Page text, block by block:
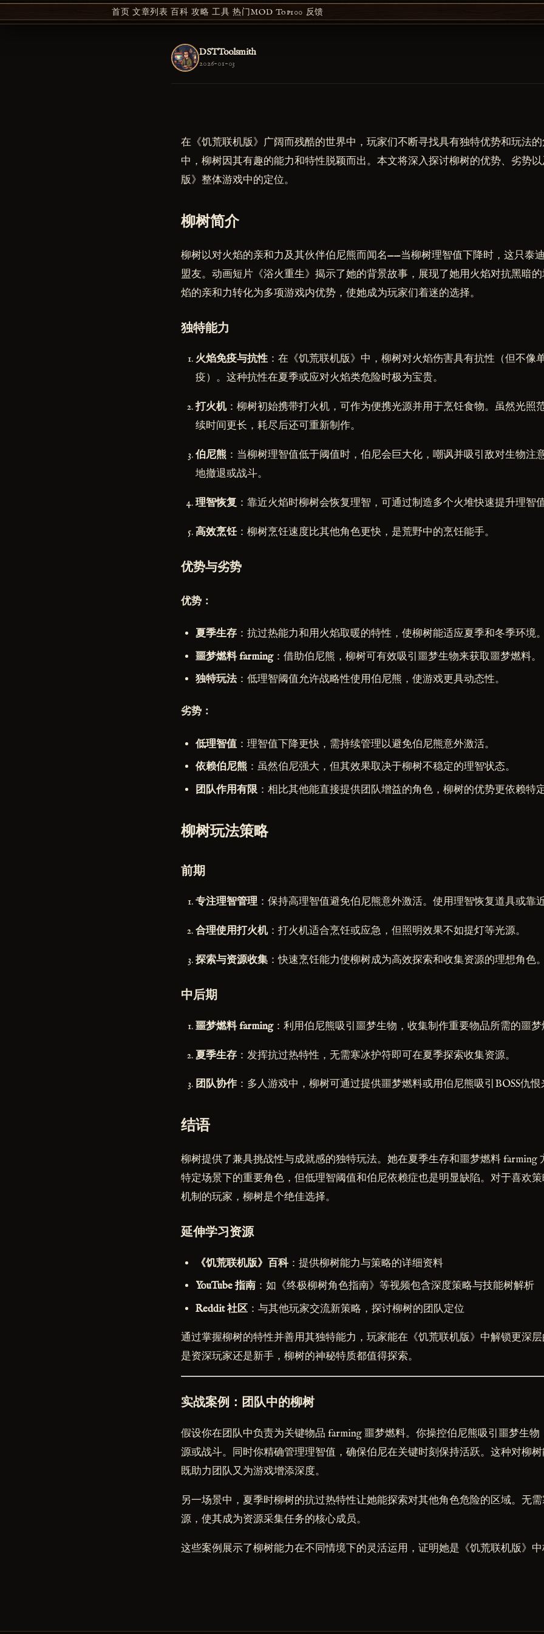
首页 文章列表 百科 攻略 工具 热门MOD Top100 反馈
DSTToolsmith
2026-01-03
在《饥荒联机版》广阔而残酷的世界中，玩家们不断寻找具有独特优势和玩法
中，柳树因其有趣的能力和特性脱颖而出。本文将深入探讨柳树的优势、劣势
版》整体游戏中的定位。
柳树简介
柳树以对火焰的亲和力及其伙伴伯尼熊而闻名——当柳树理智值下降时，这只泰
盟友。动画短片《浴火重生》揭示了她的背景故事，展现了她用火焰对抗黑暗
焰的亲和力转化为多项游戏内优势，使她成为玩家们着迷的选择。
独特能力
火焰免疫与抗性：在《饥荒联机版》中，柳树对火焰伤害具有抗性（但不像
疫）。这种抗性在夏季或应对火焰类危险时极为宝贵。
打火机：柳树初始携带打火机，可作为便携光源并用于烹饪食物。虽然光照
续时间更长，耗尽后还可重新制作。
伯尼熊 ：当柳树理智值低于阈值时，伯尼会巨大化，嘲讽并吸引敌对生物注
地撤退或战斗。
理智恢复 ：靠近火焰时柳树会恢复理智，可通过制造多个火堆快速提升理智值
高效烹饪：柳树烹饪速度比其他角色更快，是荒野中的烹饪能手。
优势与劣势
优势：
夏季生存 ：抗过热能力和用火焰取暖的特性，使柳树能适应夏季和冬季环境。
噩梦燃料 farming：借助伯尼熊，柳树可有效吸引噩梦生物来获取噩梦燃料。
独特玩法：低理智阈值允许战略性使用伯尼熊，使游戏更具动态性。
劣势：
低理智值：理智值下降更快，需持续管理以避免伯尼熊意外激活。
依赖伯尼熊 ：虽然伯尼强大，但其效果取决于柳树不稳定的理智状态。
团队作用有限：相比其他能直接提供团队增益的角色，柳树的优势更依赖特定
柳树玩法策略
前期
专注理智管理：保持高理智值避免伯尼熊意外激活。使用理智恢复道具或靠
合理使用打火机：打火机适合烹饪或应急，但照明效果不如提灯等光源。
探索与资源收集 ：快速烹饪能力使柳树成为高效探索和收集资源的理想角色。
中后期
噩梦燃料 farming：利用伯尼熊吸引噩梦生物，收集制作重要物品所需的噩梦
夏季生存 ：发挥抗过热特性，无需寒冰护符即可在夏季探索收集资源。
团队协作：多人游戏中，柳树可通过提供噩梦燃料或用伯尼熊吸引BOSS仇恨
结语
柳树提供了兼具挑战性与成就感的独特玩法。她在夏季生存和噩梦燃料 farming
特定场景下的重要角色，但低理智阈值和伯尼依赖症也是明显缺陷。对于喜欢
机制的玩家，柳树是个绝佳选择。
延伸学习资源
《饥荒联机版》百科：提供柳树能力与策略的详细资料
YouTube 指南 ：如《终极柳树角色指南》等视频包含深度策略与技能树解析
Reddit 社区 ：与其他玩家交流新策略，探讨柳树的团队定位
通过掌握柳树的特性并善用其独特能力，玩家能在《饥荒联机版》中解锁更深
是资深玩家还是新手，柳树的神秘特质都值得探索。
实战案例：团队中的柳树
假设你在团队中负责为关键物品 farming 噩梦燃料。你操控伯尼熊吸引噩梦生物
源或战斗。同时你精确管理理智值，确保伯尼在关键时刻保持活跃。这种对柳树
既助力团队又为游戏增添深度。
另一场景中，夏季时柳树的抗过热特性让她能探索对其他角色危险的区域。无
源，使其成为资源采集任务的核心成员。
这些案例展示了柳树能力在不同情境下的灵活运用，证明她是《饥荒联机版》中